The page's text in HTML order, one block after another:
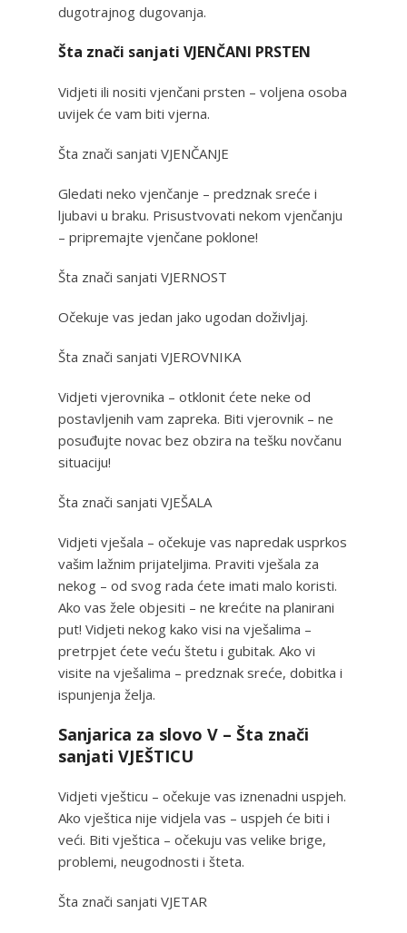
dugotrajnog dugovanja.
Šta znači sanjati VJENČANI PRSTEN
Vidjeti ili nositi vjenčani prsten – voljena osoba
uvijek će vam biti vjerna.
Šta znači sanjati VJENČANJE
Gledati neko vjenčanje – predznak sreće i
ljubavi u braku. Prisustvovati nekom vjenčanju
– pripremajte vjenčane poklone!
Šta znači sanjati VJERNOST
Očekuje vas jedan jako ugodan doživljaj.
Šta znači sanjati VJEROVNIKA
Vidjeti vjerovnika – otklonit ćete neke od
postavljenih vam zapreka. Biti vjerovnik – ne
posuđujte novac bez obzira na tešku novčanu
situaciju!
Šta znači sanjati VJEŠALA
Vidjeti vješala – očekuje vas napredak usprkos
vašim lažnim prijateljima. Praviti vješala za
nekog – od svog rada ćete imati malo koristi.
Ako vas žele objesiti – ne krećite na planirani
put! Vidjeti nekog kako visi na vješalima –
pretrpjet ćete veću štetu i gubitak. Ako vi
visite na vješalima – predznak sreće, dobitka i
ispunjenja želja.
Sanjarica za slovo V – Šta znači
sanjati VJEŠTICU
Vidjeti vješticu – očekuje vas iznenadni uspjeh.
Ako vještica nije vidjela vas – uspjeh će biti i
veći. Biti vještica – očekuju vas velike brige,
problemi, neugodnosti i šteta.
Šta znači sanjati VJETAR